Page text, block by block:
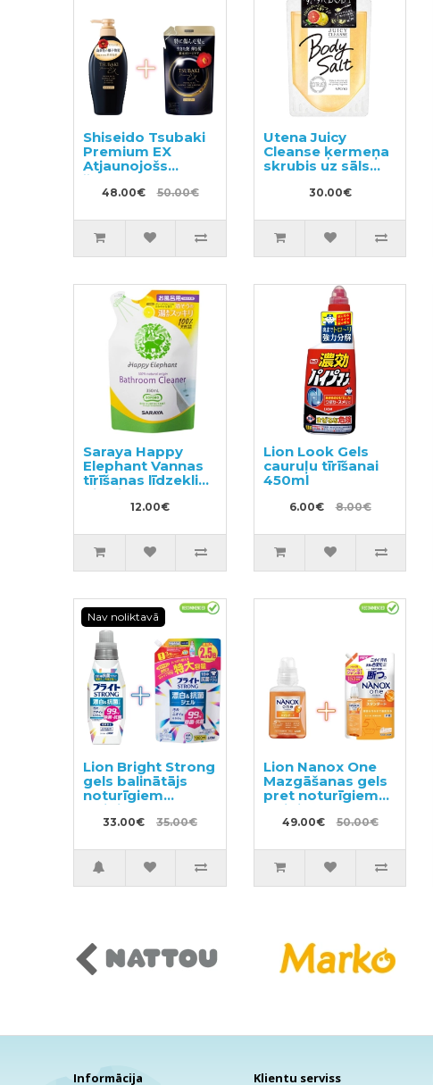
Shiseido Tsubaki
Premium EX
Atjaunojošs
šampūns
bojātiem matiem
300ml
48.00€ 50.00€
Utena Juicy
Cleanse ķermeņa
skrubis uz sāls
greipfrūta
30.00€
Saraya Happy
Elephant Vannas
tīrīšanas līdzeklis,
pildviela 350ml
12.00€
Lion Look Gels
cauruļu tīrīšanai
450ml
6.00€ 8.00€
Nav noliktavā
Lion Bright Strong
gels balinātājs
noturīgiem
traipiem ar
antibakteriālu
pildviela 1200ml
33.00€ 35.00€
Lion Nanox One
Mazgāšanas gels
pret noturīgiem
traipiem 380g +
pildviela 1530g
49.00€ 50.00€
Informācija Klientu serviss